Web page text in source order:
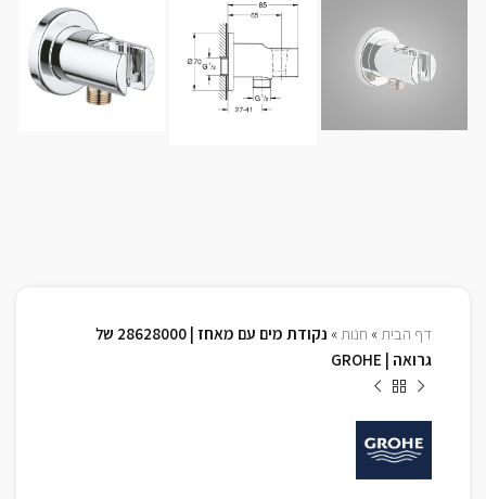
דף הבית» חנות»
נקודת מים עם מאחז | 28628000 של
גרואה | GROHE